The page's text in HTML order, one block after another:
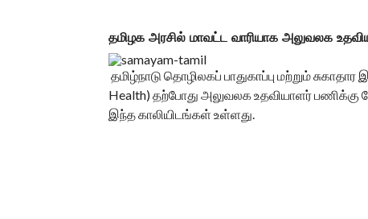
தமிழக அரசில் மாவட்ட வாரியாக அலுவலக
தமிழ்நாடு தொழிலகப் பாதுகாப்பு மற்றும்
Health) தற்போது அலுவலக உதவியாளர் பணிக்கு
இந்த காலியிடங்கள் உள்ளது.